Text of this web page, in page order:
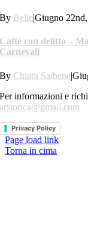
By Belle|Giugno
Caffè con delitto –
Carnevali
By Chiara Saibene|
Per informazioni e
arstorica@gmail.com
Privacy Policy
Page load link
Torna in cima